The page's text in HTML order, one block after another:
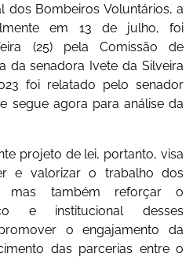
dos Bombeiros Voluntários, a
em 13 de julho, foi
(25) pela Comissão de
da senadora Ivete da Silveira
foi relatado pelo senador
segue agora para análise da
projeto de lei, portanto, visa
e valorizar o trabalho dos
mas também reforçar o
e institucional desses
o engajamento da
das parcerias entre o